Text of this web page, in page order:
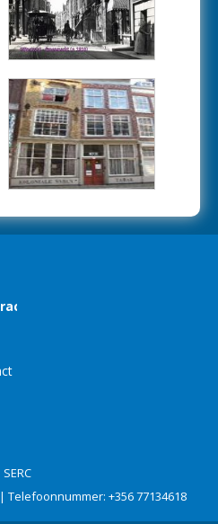
SERC
| Telefoonnummer: +356 77134618